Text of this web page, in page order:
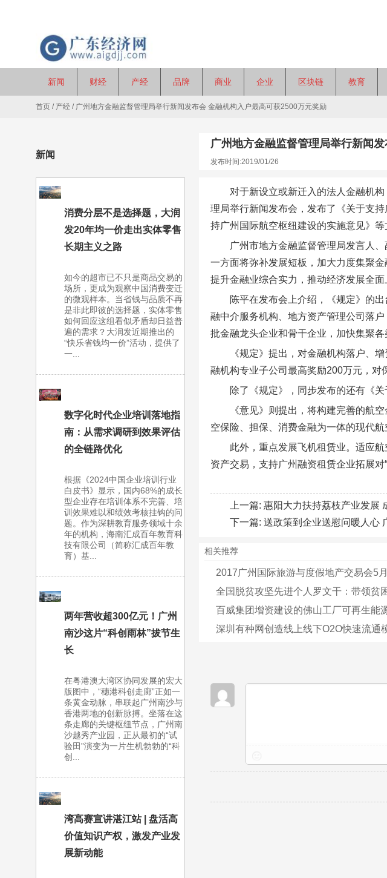
新闻 财经 产经 品牌 商业 企业 区块链 教育
首页 / 产经 / 广州地方金融监督管理局举行新闻发布会 金融机构入户最高可获2500万元奖励
新闻
消费分层不是选择题，大润
发20年均一价走出实体零售
长期主义之路
如今的超市已不只是商品交易的
场所，更成为观察中国消费变迁
的微观样本。当省钱与品质不再
是非此即彼的选择题，实体零售
如何回应这组看似矛盾却日益普
遍的需求？大润发近期推出的
“快乐省钱均一价”活动，提供了
一...
数字化时代企业培训落地指
南：从需求调研到效果评估
的全链路优化
根据《2024中国企业培训行业
白皮书》显示，国内68%的成长
型企业存在培训体系不完善、培
训效果难以和绩效考核挂钩的问
题。作为深耕教育服务领域十余
年的机构，海南汇成百年教育科
技有限公司（简称汇成百年教
育）基...
两年营收超300亿元！广州
南沙这片“科创雨林”拔节生
长
在粤港澳大湾区协同发展的宏大
版图中，“穗港科创走廊”正如一
条黄金动脉，串联起广州南沙与
香港两地的创新脉搏。坐落在这
条走廊的关键枢纽节点，广州南
沙越秀产业园，正从最初的“试
验田”演变为一片生机勃勃的“科
创...
湾高赛宣讲湛江站 | 盘活高
价值知识产权，激发产业发
展新动能
广州地方金融监督管理局举行新闻
发布时间:2019/01/26
对于新设立或新迁入的法人金融机
理局举行新闻发布会，发布了《关于支
持广州国际航空枢纽建设的实施意见》等
广州市地方金融监督管理局发言人
一方面将弥补发展短板，加大力度集聚
提升金融业综合实力，推动经济发展全面
陈平在发布会上介绍，《规定》的
融中介服务机构、地方资产管理公司落
批金融龙头企业和骨干企业，加快集聚各
《规定》提出，对金融机构落户、
融机构专业子公司最高奖励200万元，对
除了《规定》，同步发布的还有《
《意见》则提出，将构建完善的航
空保险、担保、消费金融为一体的现代航
此外，重点发展飞机租赁业。适应
资产交易，支持广州融资租赁企业拓展
上一篇: 惠阳大力扶持荔枝产业发展
下一篇: 送政策到企业送慰问暖人心
相关推荐
2017广州国际旅游与度假地产交易会5
全国脱贫攻坚先进个人罗文干：带领贫
百威集团增资建设的佛山工厂可再生能
深圳有种网创造线上线下O2O快速流通